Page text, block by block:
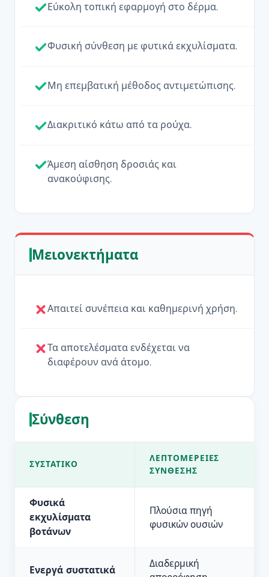
Εύκολη τοπική εφαρμογή στο δέρμα.
Φυσική σύνθεση με φυτικά εκχυλίσματα.
Μη επεμβατική μέθοδος αντιμετώπισης.
Διακριτικό κάτω από τα ρούχα.
Άμεση αίσθηση δροσιάς και
ανακούφισης.
Μειονεκτήματα
Απαιτεί συνέπεια και καθημερινή χρήση.
Τα αποτελέσματα ενδέχεται να
διαφέρουν ανά άτομο.
Σύνθεση
ΣΥΣΤΑΤΙΚΌ
ΛΕΠΤΟΜΈΡΕΙΕΣ
ΣΎΝΘΕΣΗΣ
Φυσικά
εκχυλίσματα
βοτάνων
Πλούσια πηγή
φυσικών ουσιών
Ενεργά συστατικά
Διαδερμική